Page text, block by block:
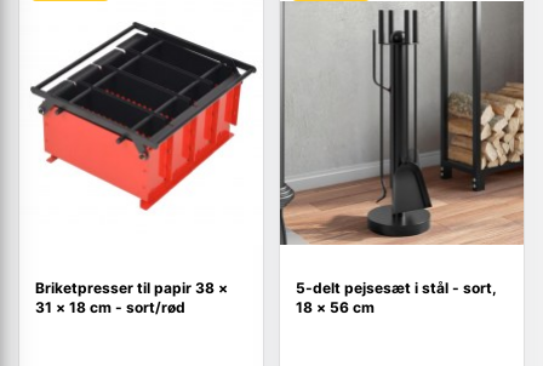
Briketpresser til papir 38 ×
31 × 18 cm - sort/rød
5-delt pejsesæt i stål - sort,
18 × 56 cm